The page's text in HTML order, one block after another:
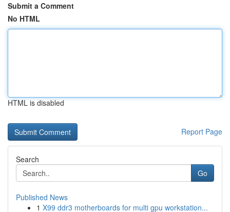
Submit a Comment
No HTML
HTML is disabled
Report Page
Search
Go
Published News
1 X99 ddr3 motherboards for multi gpu workstation...